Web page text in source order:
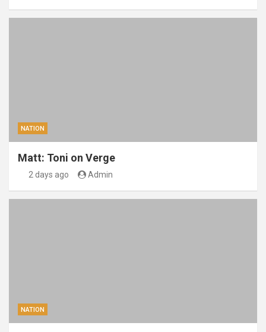
NATION
Matt: Toni on Verge
2 days ago Admin
NATION